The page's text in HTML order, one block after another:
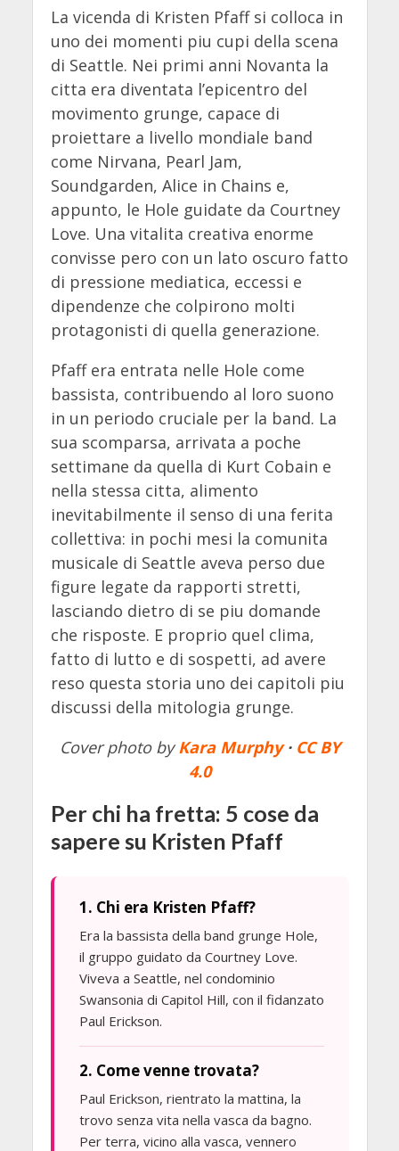
La vicenda di Kristen Pfaff si colloca in
uno dei momenti piu cupi della scena
di Seattle. Nei primi anni Novanta la
citta era diventata l’epicentro del
movimento grunge, capace di
proiettare a livello mondiale band
come Nirvana, Pearl Jam,
Soundgarden, Alice in Chains e,
appunto, le Hole guidate da Courtney
Love. Una vitalita creativa enorme
convisse pero con un lato oscuro fatto
di pressione mediatica, eccessi e
dipendenze che colpirono molti
protagonisti di quella generazione.
Pfaff era entrata nelle Hole come
bassista, contribuendo al loro suono
in un periodo cruciale per la band. La
sua scomparsa, arrivata a poche
settimane da quella di Kurt Cobain e
nella stessa citta, alimento
inevitabilmente il senso di una ferita
collettiva: in pochi mesi la comunita
musicale di Seattle aveva perso due
figure legate da rapporti stretti,
lasciando dietro di se piu domande
che risposte. E proprio quel clima,
fatto di lutto e di sospetti, ad avere
reso questa storia uno dei capitoli piu
discussi della mitologia grunge.
Cover photo byKara Murphy· CC BY
4.0
Per chi ha fretta: 5 cose da
sapere su Kristen Pfaff
1. Chi era Kristen Pfaff?
Era la bassista della band grunge Hole,
il gruppo guidato da Courtney Love.
Viveva a Seattle, nel condominio
Swansonia di Capitol Hill, con il fidanzato
Paul Erickson.
2. Come venne trovata?
Paul Erickson, rientrato la mattina, la
trovo senza vita nella vasca da bagno.
Per terra, vicino alla vasca, vennero